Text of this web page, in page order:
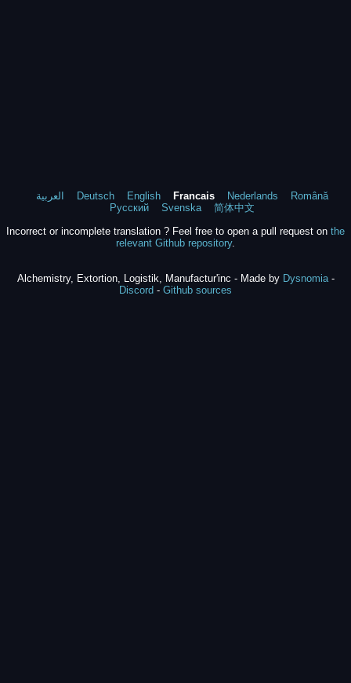
العربية Deutsch English Francais Nederlands
Română
Русский
Svenska
简体中文
Incorrect or incomplete translation ? Feel free to open a pull request on the
relevant Github repository.
Alchemistry, Extortion, Logistik, Manufactur'inc - Made by Dysnomia-
Discord - Github sources